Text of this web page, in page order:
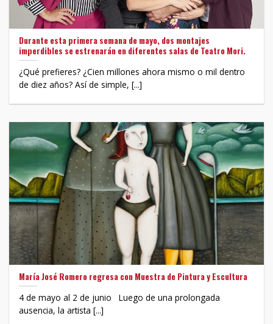
Durante esta primera semana de mayo, dos montajes
imperdibles se estrenarán en diferentes salas de Teatro Mori.
¿Qué prefieres? ¿Cien millones ahora mismo o mil dentro
de diez años? Así de simple, [...]
María José Romero regresa con Muestra de Pintura y Escultura
4 de mayo al 2 de junio Luego de una prolongada
ausencia, la artista [...]